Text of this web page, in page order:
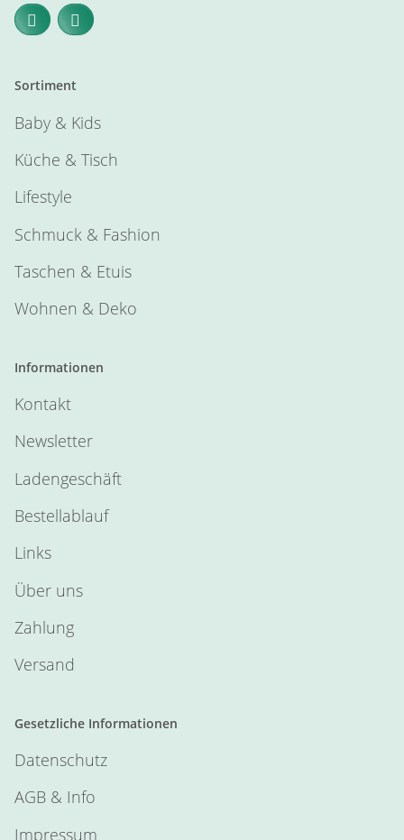
Sortiment
Baby & Kids
Küche & Tisch
Lifestyle
Schmuck & Fashion
Taschen & Etuis
Wohnen & Deko
Informationen
Kontakt
Newsletter
Ladengeschäft
Bestellablauf
Links
Über uns
Zahlung
Versand
Gesetzliche Informationen
Datenschutz
AGB & Info
Impressum